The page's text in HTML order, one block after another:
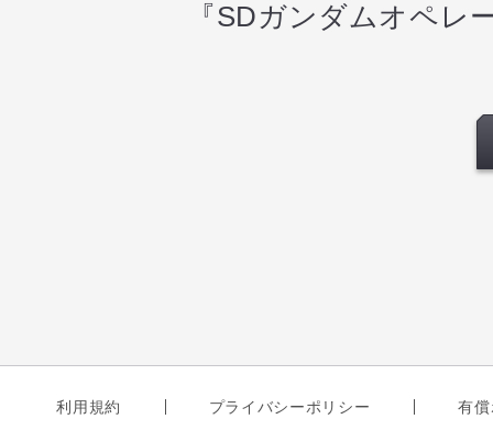
『SDガンダムオペレ
利用規約 プライバシーポリシー 有